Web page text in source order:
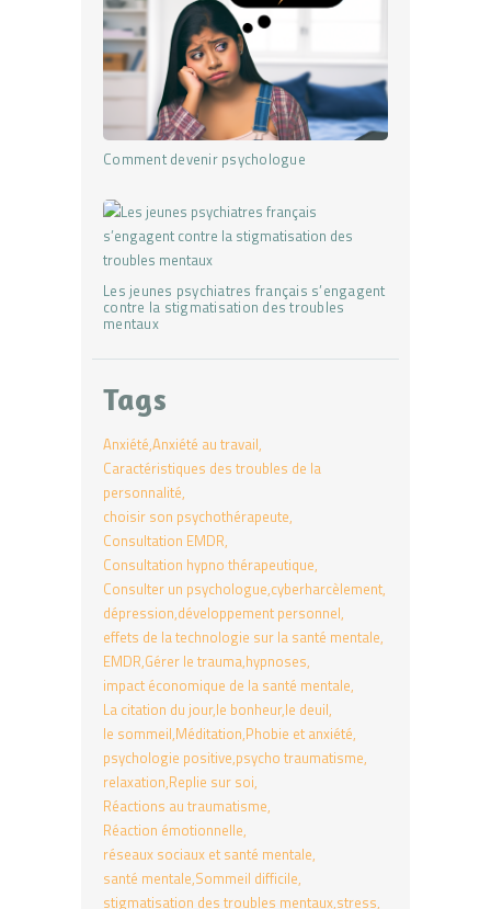
Comment devenir psychologue
Les jeunes psychiatres français s’engagent
contre la stigmatisation des troubles
mentaux
Tags
Anxiété Anxiété au travail
Caractéristiques des troubles de la
personnalité
choisir son psychothérapeute
Consultation EMDR
Consultation hypno thérapeutique
Consulter un psychologue cyberharcèlement
dépression développement personnel
effets de la technologie sur la santé mentale
EMDR Gérer le trauma hypnoses
impact économique de la santé mentale
La citation du jour le bonheur le deuil
le sommeil Méditation Phobie et anxiété
psychologie positive psycho traumatisme
relaxation Replie sur soi
Réactions au traumatisme
Réaction émotionnelle
réseaux sociaux et santé mentale
santé mentale Sommeil difficile
stigmatisation des troubles mentaux stress